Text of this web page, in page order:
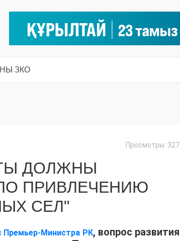
ЗКО
Просмотры: 327
ДОЛЖНЫ
ПРИВЛЕЧЕНИЮ
СЕЛ"
Премьер-Министра Р К, вопрос развития